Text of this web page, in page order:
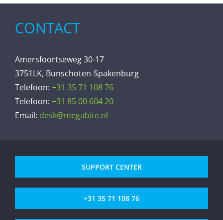
CONTACT
Amersfoortseweg 30-17
3751LK, Bunschoten-Spakenburg
Telefoon: +31 35 71 108 76
Telefoon: +31 85 00 604 20
Email: desk@megabite.nl
SUPPORT CENTER
+31 35 71 108 76